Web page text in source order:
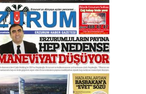
bir şehir, bir
Dizginler kimin
2026 Salı
Yılmaz
DEĞİL, BİR ÖMÜR
“NEDEN
ÜNİVERSİTESİ?”
2026 Salı
Gökhan YAZICI